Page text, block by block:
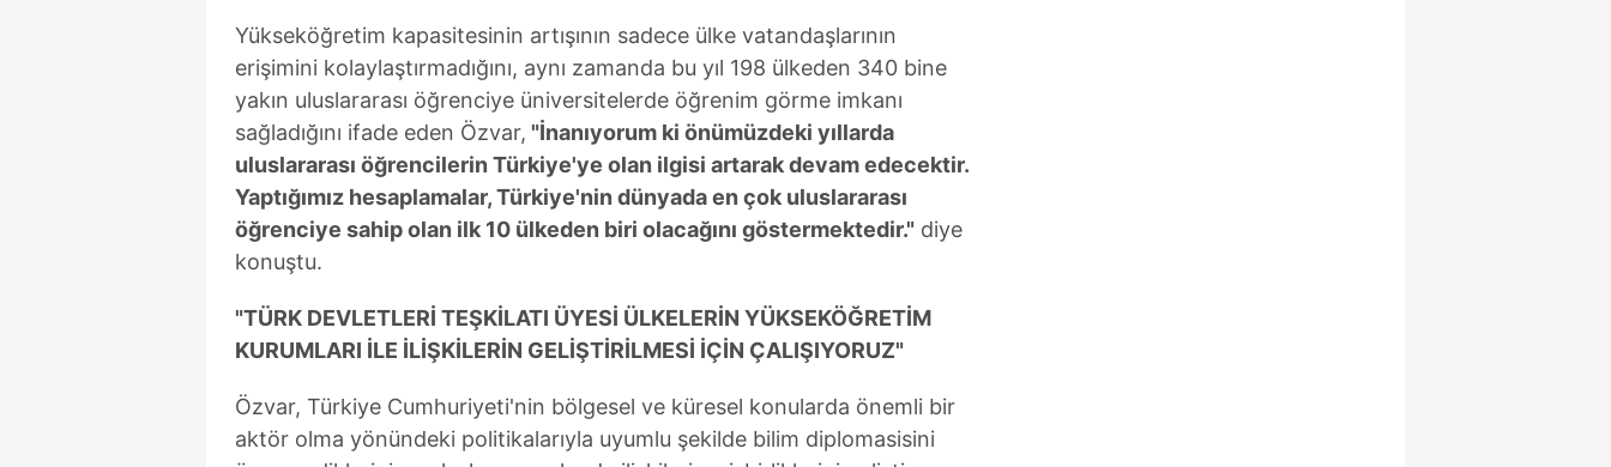
Yükseköğretim kapasitesinin artışının sadece ülke vatandaşlarının
erişimini kolaylaştırmadığını, aynı zamanda bu yıl 198 ülkeden 340 bine
yakın uluslararası öğrenciye üniversitelerde öğrenim görme imkanı
sağladığını ifade eden Özvar, "İnanıyorum ki önümüzdeki yıllarda
uluslararası öğrencilerin Türkiye'ye olan ilgisi artarak devam edecektir.
Yaptığımız hesaplamalar, Türkiye'nin dünyada en çok uluslararası
öğrenciye sahip olan ilk 10 ülkeden biri olacağını göstermektedir." diye
konuştu.
"TÜRK DEVLETLERİ TEŞKİLATI ÜYESİ ÜLKELERİN YÜKSEKÖĞRETİM
KURUMLARI İLE İLİŞKİLERİN GELİŞTİRİLMESİ İÇİN ÇALIŞIYORUZ"
Özvar, Türkiye Cumhuriyeti'nin bölgesel ve küresel konularda önemli bir
aktör olma yönündeki politikalarıyla uyumlu şekilde bilim diplomasisini